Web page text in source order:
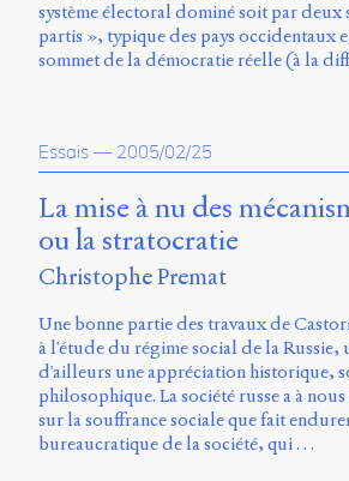
système électoral dominé soit par
partis », typique des pays occidentaux
sommet de la démocratie réelle (à la
Essais — 2005/02/25
La mise à nu des
ou la stratocratie
Christophe Premat
Une bonne partie des travaux de
à l'étude du régime social de la Russie,
d'ailleurs une appréciation historique,
philosophique. La société russe a à
sur la souffrance sociale que fait
bureaucratique de la société, qui …